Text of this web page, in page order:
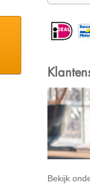
Bekijk